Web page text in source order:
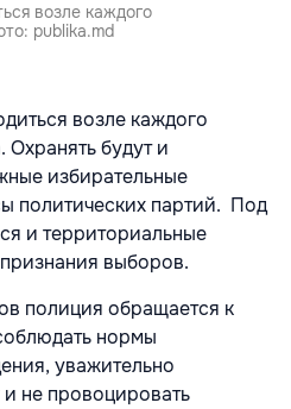
возле каждого
publika.md
возле каждого
Охранять будут и
избирательные
политических партий. Под
и территориальные
выборов.
полиция обращается к
нормы
уважительно
и не провоцировать